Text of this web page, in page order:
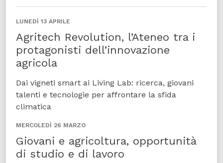
LUNEDÌ 13 APRILE
Agritech Revolution, l’Ateneo tra i
protagonisti dell’innovazione
agricola
Dai vigneti smart ai Living Lab: ricerca, giovani
talenti e tecnologie per affrontare la sfida
climatica
MERCOLEDÌ 26 MARZO
Giovani e agricoltura, opportunità
di studio e di lavoro